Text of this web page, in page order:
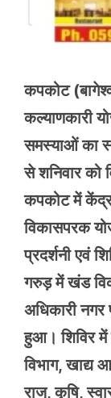
कपकोट
कल्याणकारी
समस्याओं का
से शनिवार को
कपकोट में केंद्र
विकासपरक
प्रदर्शनी एवं
गरुड़ में खंड
अधिकारी
हुआ। शिविर में
विभाग, खाद्य
राज, कृषि,